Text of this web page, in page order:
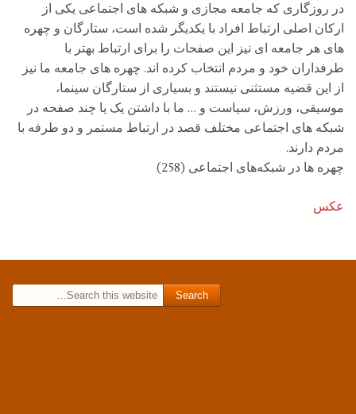
در روزگاری که جامعه مجازی و شبکه های اجتماعی یکی از
ارکان اصلی ارتباط افراد با یکدیگر شده است، ستارگان و چهره
های هر جامعه ای نیز این صفحات را برای ارتباط بهتر با
طرفداران خود و مردم انتخاب کرده اند. چهره های جامعه ما نیز
از این قضیه مستثنی نیستند و بسیاری از ستارگان سینما،
موسیقی، ورزش، سیاست و … ما با داشتن یک یا چند صفحه در
شبکه های اجتماعی مختلف قصد در ارتباط مستمر و دو طرفه با
مردم دارند.
چهره ها در شبکه‌های اجتماعی (258)
عکس